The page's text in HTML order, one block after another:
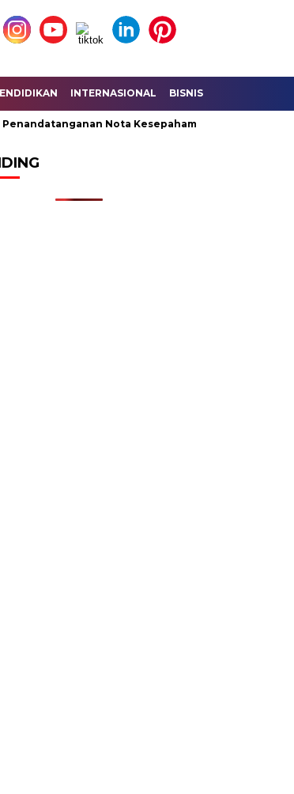
INTERNASIONAL BISNIS
Nota Kesepahaman KUA – PPAS